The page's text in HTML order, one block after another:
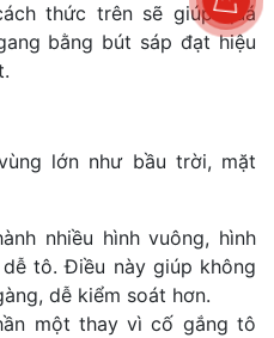
thức trên sẽ giúp quá
bằng bút sáp đạt hiệu
lớn như bầu trời, mặt
nhiều hình vuông, hình
tô. Điều này giúp không
dễ kiểm soát hơn.
một thay vì cố gắng tô